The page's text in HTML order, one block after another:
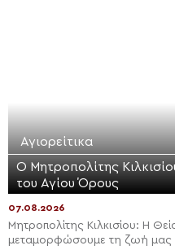
Αγιορείτικα
Ο Μητροπολίτης
του Αγίου Όρους
07.08.2026
Μητροπολίτης Κιλκισίου: Η
μεταμορφώσουμε τη ζωή μας